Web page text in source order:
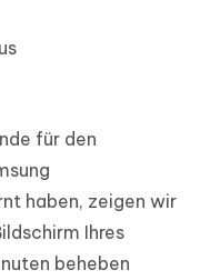
für den
haben, zeigen wir
Ihres
beheben